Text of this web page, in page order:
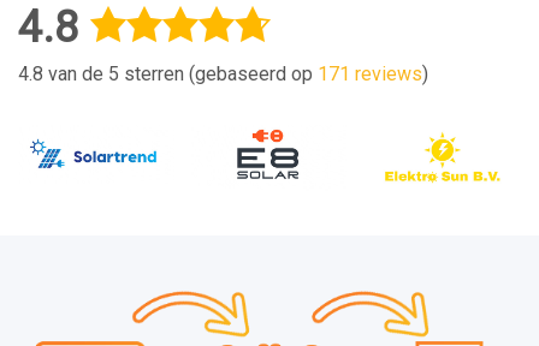
4.8
4.8 van de 5 sterren (gebaseerd op 171 reviews)